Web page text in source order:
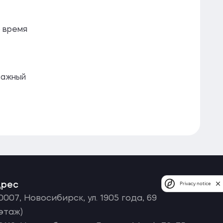
время
Новосибирск, ул. 1905 года, 69
Privacy notice